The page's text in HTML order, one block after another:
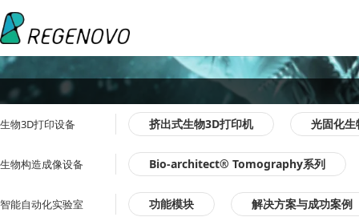
生物3D打印设备 挤出式生物3D打印机 光固化
生物构造成像设备 Bio-architect® Tomography系列
智能自动化实验室 功能模块 解决方案与成功案例